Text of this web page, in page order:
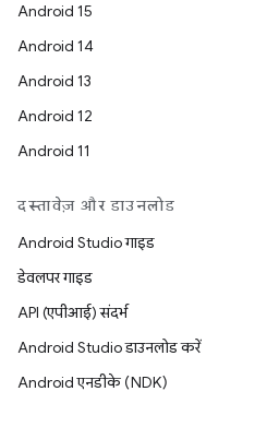
Android 15
Android 14
Android 13
Android 12
Android 11
दस्तावेज़ और डाउनलोड
Android Studio गाइड
डेवलपर गाइड
API (एपीआई) संदर्भ
Android Studio डाउनलोड करें
Android एनडीके (NDK)